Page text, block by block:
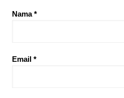
Nama*
Email *